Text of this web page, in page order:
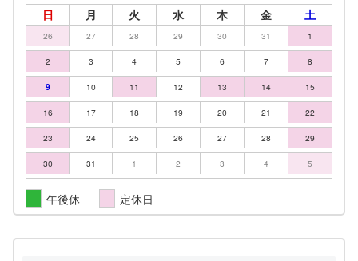
日 月 火 水 木 金 土
26 27 28 29 30 31 1
2 3 4 5 6 7 8
9 10 11 12 13 14 15
16 17 18 19 20 21 22
23 24 25 26 27 28 29
30 31 1 2 3 4 5
午後休 定休日